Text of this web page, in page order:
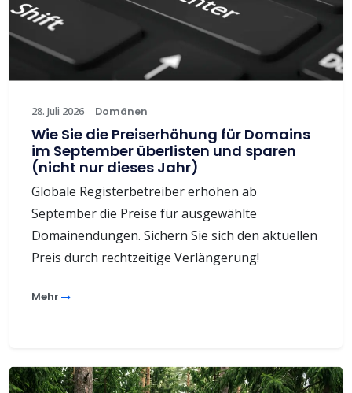
28. Juli 2026 Domänen
Wie Sie die Preiserhöhung für Domains
im September überlisten und sparen
(nicht nur dieses Jahr)
Globale Registerbetreiber erhöhen ab
September die Preise für ausgewählte
Domainendungen. Sichern Sie sich den aktuellen
Preis durch rechtzeitige Verlängerung!
Mehr